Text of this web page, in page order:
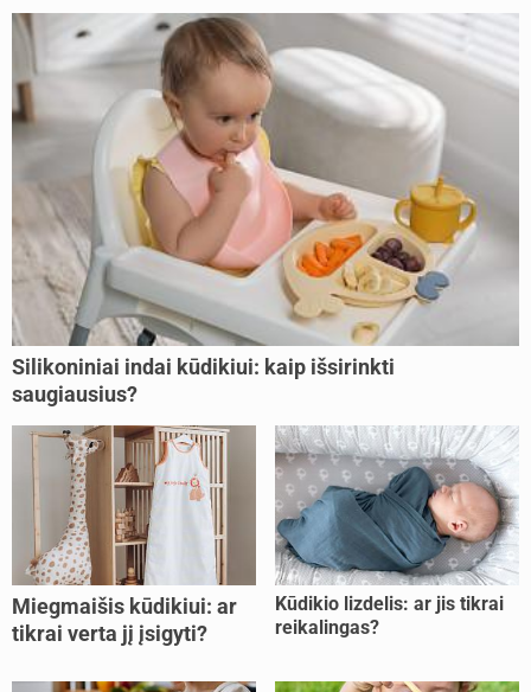
Silikoniniai indai kūdikiui: kaip išsirinkti
saugiausius?
Miegmaišis kūdikiui: ar
tikrai verta jį įsigyti?
Kūdikio lizdelis: ar jis tikrai
reikalingas?